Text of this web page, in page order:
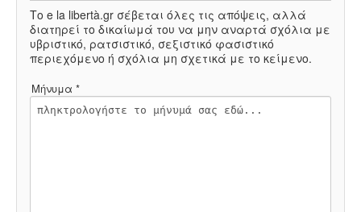
Το e la libertà.gr σέβεται όλες τις απόψεις, αλλά
διατηρεί το δικαίωμά του να μην αναρτά σχόλια με
υβριστικό, ρατσιστικό, σεξιστικό φασιστικό
περιεχόμενο ή σχόλια μη σχετικά με το κείμενο.
Μήνυμα *